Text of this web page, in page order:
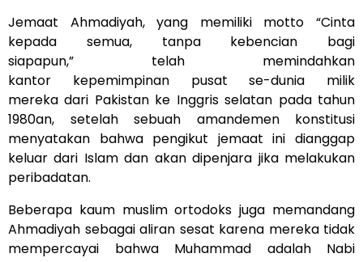
Jemaat Ahmadiyah, yang memiliki motto “Cinta
kepada semua, tanpa kebencian bagi
siapapun,” telah memindahkan
kantor kepemimpinan pusat se-dunia milik
mereka dari Pakistan ke Inggris selatan pada tahun
1980an, setelah sebuah amandemen konstitusi
menyatakan bahwa pengikut jemaat ini dianggap
keluar dari Islam dan akan dipenjara jika melakukan
peribadatan.
Beberapa kaum muslim ortodoks juga memandang
Ahmadiyah sebagai aliran sesat karena mereka tidak
mempercayai bahwa Muhammad adalah Nabi